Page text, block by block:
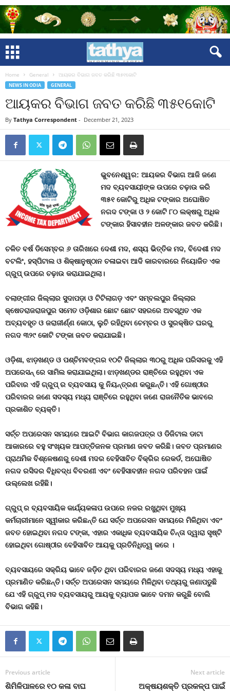
Home General ଆୟକର ବିଭାଗ ଜବତ କରିଛି ୩୫୧କୋଟି
NEWS IN ODIA GENERAL
ଆୟକର ବିଭାଗ ଜବତ କରିଛି ୩୫୧କୋଟି
By Tathya Correspondent - December 21, 2023
ଭୁବନେଶ୍ୱର: ଆୟକର ବିଭାଗ ଆଜି ଜଣେ
ମଦ ବ୍ୟବସାୟୀଙ୍କ ଉପରେ ଚଢ଼ାଉ କରି
୩୫୧ କୋଟିରୁ ଅଧିକ ଟଙ୍କାର ଅଘୋଷିତ
ନଗଦ ଟଙ୍କା ଓ ୨ କୋଟି ୮୦ ଲକ୍ଷରୁ ଅଧିକ
ଟଙ୍କାର ହିସାବହୀନ ଅଳଙ୍କାର ଜବତ କରିଛି।
ଚଳିତ ବର୍ଷ ଡିସେମ୍ବର ୬ ତାରିଖରେ ଦେଶୀ ମଦ, ଶସ୍ୟ ଭିତ୍ତିକ ମଦ, ବିଦେଶୀ ମଦ
ବଟଲିଂ, ହସ୍ପିଟାଲ ଓ ଶିକ୍ଷାନୁଷ୍ଠାନ ଚଳାଇବା ଆଦି କାରବାରରେ ନିୟୋଜିତ ଏକ
ଗ୍ରୁପ୍ ଉପରେ ଚଢ଼ାଉ କରାଯାଇଥିଲା।
ବଲାଙ୍ଗୀର ଜିଲ୍ଲାର ସୁଦାପଡ଼ା ଓ ଟିଟିଲାଗଡ଼ ଏବଂ ସମ୍ବଲପୁର ଜିଲ୍ଲାର
କ୍ଷେତରାଜରାଜପୁର ସମେତ ଓଡ଼ିଶାର ଛୋଟ ଛୋଟ ସହରରେ ଅବସ୍ଥିତ ଏକ
ଅବ୍ୟବହୃତ ଓ ଜରାଜୀର୍ଣ୍ଣ କୋଠା, ଲୁଚି ରହିଥିବା ଚେମ୍ବର ଓ ସୁରକ୍ଷିତ ଘରରୁ
ନଗଦ ୩୨୯ କୋଟି ଟଙ୍କା ଜବତ କରାଯାଇଛି ।
ଓଡ଼ିଶା, ଝାଡ଼ଖଣ୍ଡ ଓ ପଶ୍ଚିମବଙ୍ଗର ୧୦ଟି ଜିଲ୍ଲାର ୩୦ରୁ ଅଧିକ ପରିସରକୁ ଏହି
ଅପରେସନ୍ ରେ ସାମିଲ କରାଯାଇଥିଲା। ଝାଡ଼ଖଣ୍ଡର ରାଞ୍ଚିରେ ରହୁଥିବା ଏକ
ପରିବାର ଏହି ଗ୍ରୁପ୍ ର ବ୍ୟବସାୟ କୁ ନିୟନ୍ତ୍ରଣ କରୁଛନ୍ତି। ଏହି ଗୋଷ୍ଠୀର
ପରିବାରର ଜଣେ ସଦସ୍ୟ ମଧ୍ୟ ରାଞ୍ଚିରେ ରହୁଥିବା ଜଣେ ରାଜନୈତିକ ଭାବରେ
ପ୍ରକାଶିତ ବ୍ୟକ୍ତି ।
ସର୍ଚ୍ଚ ଅପରେସନ ସମୟରେ ଆଇଟି ବିଭାଗ କାଗଜପତ୍ର ଓ ଡିଜିଟାଲ ଡାଟା
ଆକାରରେ ବହୁ ସଂଖ୍ୟକ ଆପତ୍ତିଜନକ ପ୍ରମାଣ ଜବତ କରିଛି। ଜବତ ପ୍ରମାଣର
ପ୍ରାଥମିକ ବିଶ୍ଳେଷଣରୁ ଦେଶୀ ମଦର ବେହିସାବିତ ବିକ୍ରିର ରେକର୍ଡ, ଅଘୋଷିତ
ନଗଦ ରସିଦର ବିଧିବଦ୍ଧ ବିବରଣୀ ଏବଂ ବେହିସାବହୀନ ନଗଦ ପରିବହନ ପାଇଁ
ଉଲ୍ଲେଖ ରହିଛି ।
ଗ୍ରୁପ୍ ର ବ୍ୟବସାୟିକ କାର୍ଯ୍ୟକଳାପ ଉପରେ ନଜର ରଖୁଥିବା ମୁଖ୍ୟ
କର୍ମଚାରୀମାନେ ସ୍ୱୀକାର କରିଛନ୍ତି ଯେ ସର୍ଚ୍ଚ ଅପରେସନ ସମୟରେ ମିଳିଥିବା ଏବଂ
ଜବତ ହୋଇଥିବା ନଗଦ ଟଙ୍କା, ଏହାର ଏକାଧିକ ବ୍ୟବସାୟିକ ଚିନ୍ତା ଦ୍ୱାରା ସୃଷ୍ଟି
ହୋଇଥିବା ଗୋଷ୍ଠୀର ବେହିସାବିତ ଆୟକୁ ପ୍ରତିନିଧିତ୍ୱ କରେ ।
ବ୍ୟବସାୟରେ ସକ୍ରିୟ ଭାବେ ଜଡ଼ିତ ଥିବା ପରିବାରର ଜଣେ ସଦସ୍ୟ ମଧ୍ୟ ଏହାକୁ
ପ୍ରମାଣିତ କରିଛନ୍ତି। ସର୍ଚ୍ଚ ଅପରେସନ ସମୟରେ ମିଳିଥିବା ତଥ୍ୟରୁ ଜଣାପଡୁଛି
ଯେ ଏହି ଗ୍ରୁପ୍ ମଦ ବ୍ୟବସାୟରୁ ଆୟକୁ ବ୍ୟାପକ ଭାବେ ଦମନ କରୁଛି ବୋଲି
ବିଭାଗ କହିଛି ।
Previous article
ଶିମିଳିପାଳରେ ୧୦ କଳା ବାଘ
Next article
ଅକ୍ଷୟଶକ୍ତି ପ୍ରକଳ୍ପ ପାଇଁ